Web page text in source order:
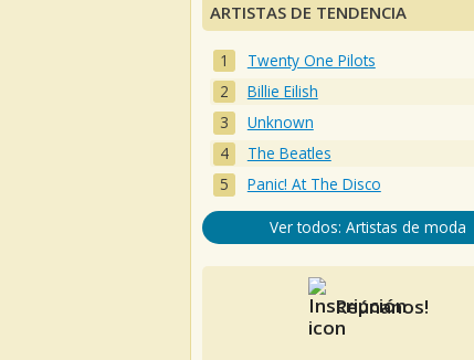
ARTISTAS DE TENDENCIA
Twenty One Pilots
Billie Eilish
Unknown
The Beatles
Panic! At The Disco
Ver todos: Artistas de moda
Reúnanos!